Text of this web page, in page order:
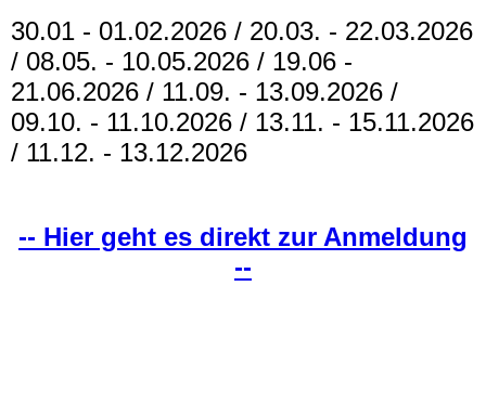
30.01 - 01.02.2026 / 20.03. - 22.03.2026
/ 08.05. - 10.05.2026 / 19.06 -
21.06.2026 / 11.09. - 13.09.2026 /
09.10. - 11.10.2026 / 13.11. - 15.11.2026
/ 11.12. - 13.12.2026
-- Hier geht es direkt zur Anmeldung
--